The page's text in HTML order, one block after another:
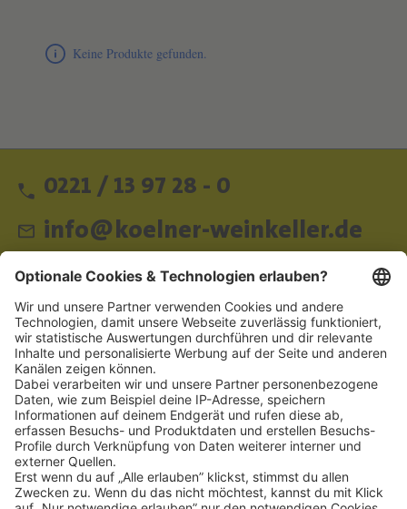
Keine Produkte gefunden.
0221 / 13 97 28 - 0
info@koelner-weinkeller.de
Schnellzugriff
ZAHLUNGSMETHODEN
SOCIAL
NEWSLETTER